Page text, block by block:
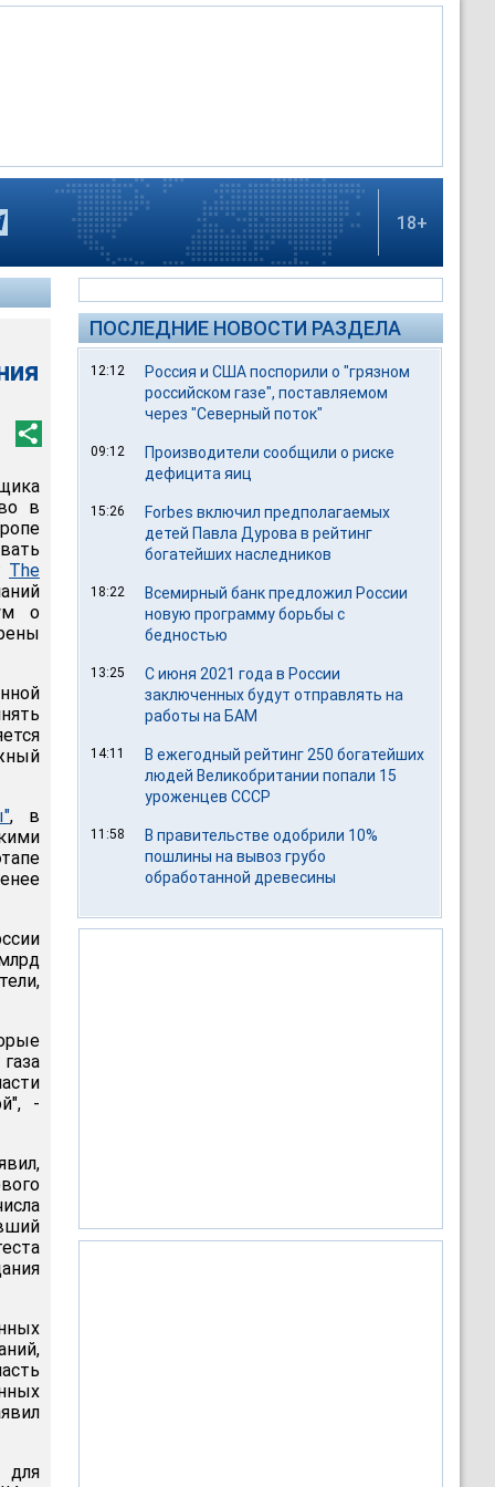
18+
в
The
о
, в
-
для
ПОСЛЕДНИЕ НОВОСТИ РАЗДЕЛА
12:12
Россия и США поспорили о "грязном
российском газе", поставляемом
через "Северный поток"
09:12
Производители сообщили о риске
дефицита яиц
15:26
Forbes включил предполагаемых
детей Павла Дурова в рейтинг
богатейших наследников
18:22
Всемирный банк предложил России
новую программу борьбы с
бедностью
13:25
С июня 2021 года в России
заключенных будут отправлять на
работы на БАМ
14:11
В ежегодный рейтинг 250 богатейших
людей Великобритании попали 15
уроженцев СССР
11:58
В правительстве одобрили 10%
пошлины на вывоз грубо
обработанной древесины